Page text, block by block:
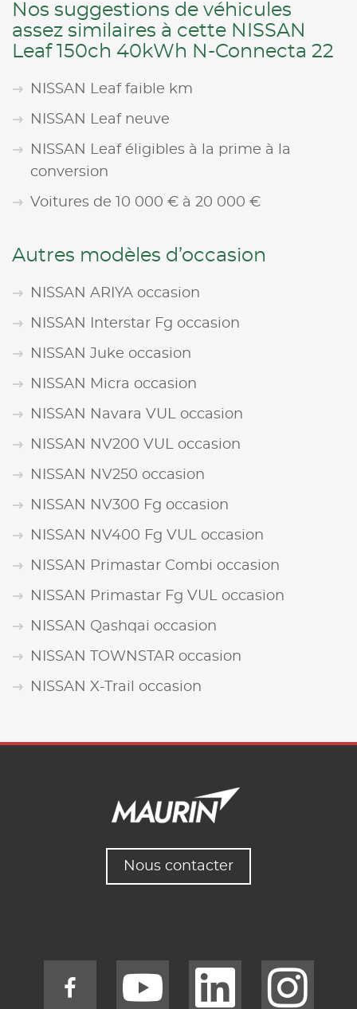
Nos suggestions de véhicules
assez similaires à cette NISSAN
Leaf 150ch 40kWh N-Connecta 22
NISSAN Leaf faible km
NISSAN Leaf neuve
NISSAN Leaf éligibles à la prime à la
conversion
Voitures de 10 000 € à 20 000 €
Autres modèles d’occasion
NISSAN ARIYA occasion
NISSAN Interstar Fg occasion
NISSAN Juke occasion
NISSAN Micra occasion
NISSAN Navara VUL occasion
NISSAN NV200 VUL occasion
NISSAN NV250 occasion
NISSAN NV300 Fg occasion
NISSAN NV400 Fg VUL occasion
NISSAN Primastar Combi occasion
NISSAN Primastar Fg VUL occasion
NISSAN Qashqai occasion
NISSAN TOWNSTAR occasion
NISSAN X-Trail occasion
Nous contacter